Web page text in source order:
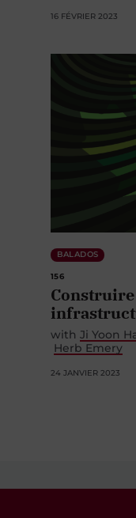
16 FÉVRIER 2023
BALADOS
156
with Ji Yoon
Herb Emery
24 JANVIER 2023